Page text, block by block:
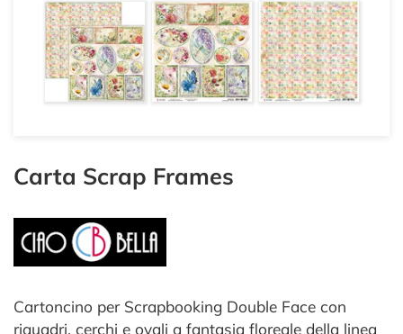
Carta Scrap Frames
Cartoncino per Scrapbooking Double Face con
riquadri, cerchi e ovali a fantasia floreale della linea